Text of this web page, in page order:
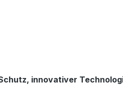
innovativer